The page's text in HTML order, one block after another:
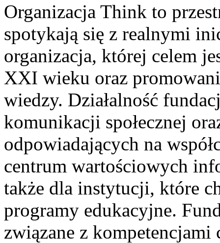
Organizacja Think to
spotykają się z realnymi
organizacja, której celem
XXI wieku oraz
wiedzy. Działalność
komunikacji społecznej
odpowiadających na
centrum wartościowych
także dla instytucji, które
programy edukacyjne.
związane z